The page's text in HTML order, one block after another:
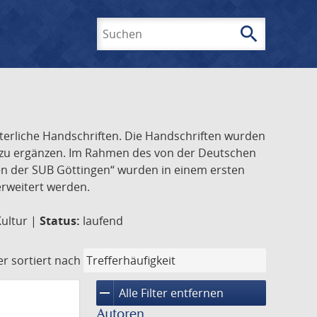
search
Handschriften. Die Handschriften wurden
ergänzen. Im Rahmen des von der Deutschen
SUB Göttingen“ wurden in einem ersten
werden.
| Status: laufend
sortiert nach
remove Alle Filter entfernen